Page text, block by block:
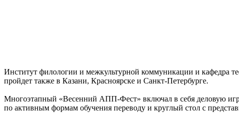
Институт филологии и межкультурной коммуникации и кафедра
пройдет также в Казани, Красноярске и Санкт-Петербурге.
Многоэтапный «Весенний АПП-Фест» включал в себя деловую
по активным формам обучения переводу и круглый стол с